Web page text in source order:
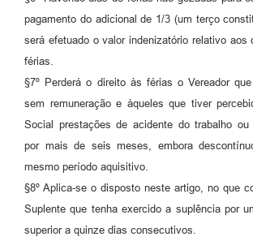
pagamento do adicional de 1/3 (um terço
será efetuado o valor indenizatório relativo aos
férias.
§7º Perderá o direito às férias o Vereador
sem remuneração e àqueles que tiver
Social prestações de acidente do trabalho ou
por mais de seis meses, embora
mesmo período aquisitivo.
§8º Aplica-se o disposto neste artigo, no que
Suplente que tenha exercido a suplência por
superior a quinze dias consecutivos.